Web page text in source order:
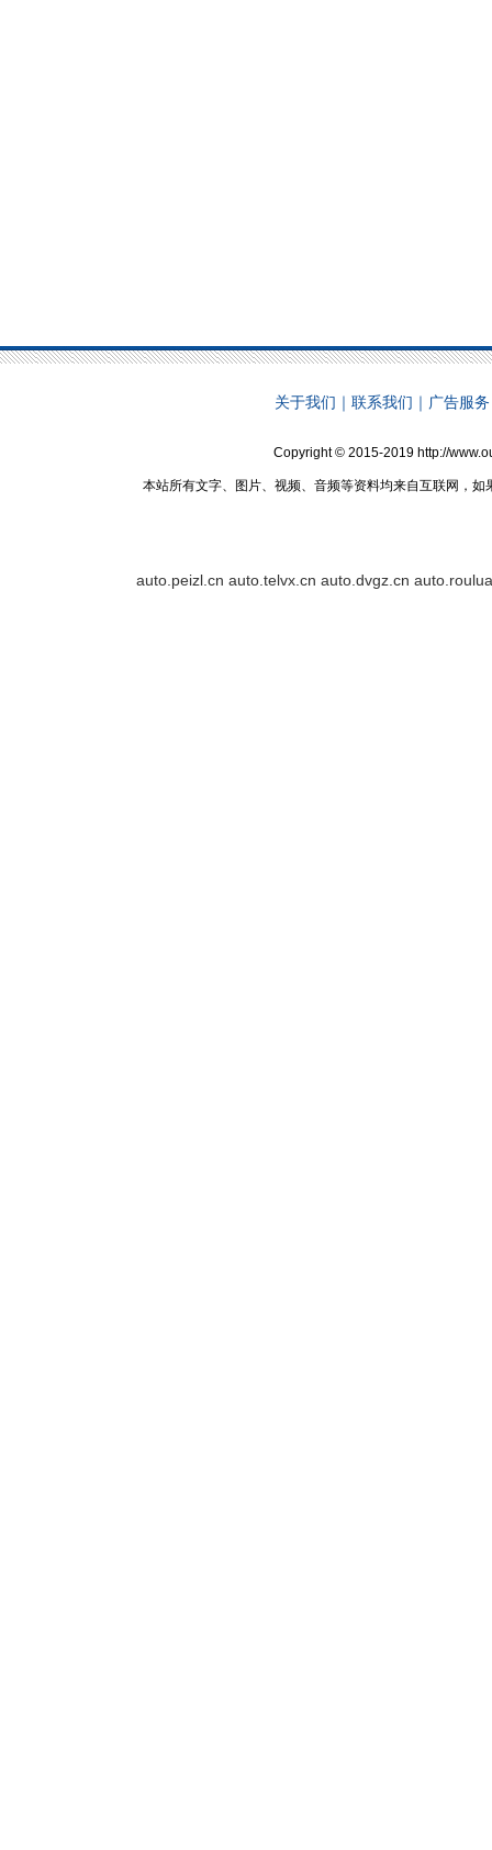
关于我们 ｜ 联系我们 ｜ 广告服务
Copyright © 2015-2019 http://
本站所有文字、图片、视频、音频等资料均来自互联网，
auto.peizl.cn auto.telvx.cn auto.dvgz.cn